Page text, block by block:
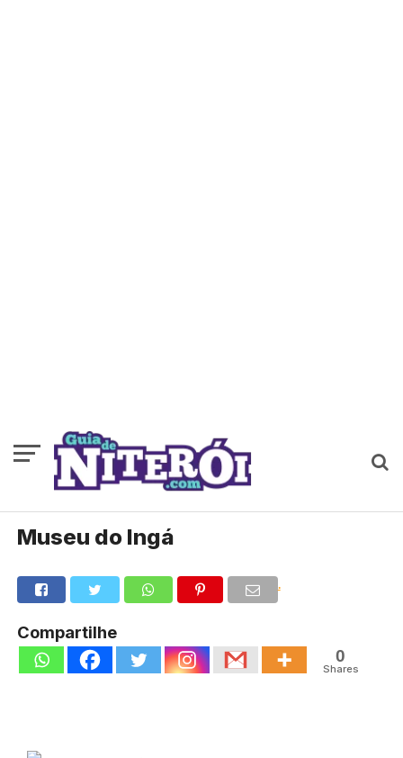
Museu do Ingá
.
Compartilhe
0
Shares